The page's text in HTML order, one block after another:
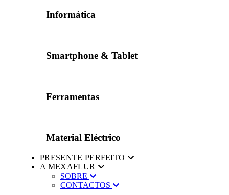
Informática
Smartphone & Tablet
Ferramentas
Material Eléctrico
PRESENTE PERFEITO
A MEXAFLUR
SOBRE
CONTACTOS